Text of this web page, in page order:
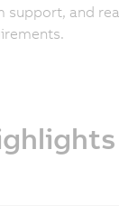
support, and